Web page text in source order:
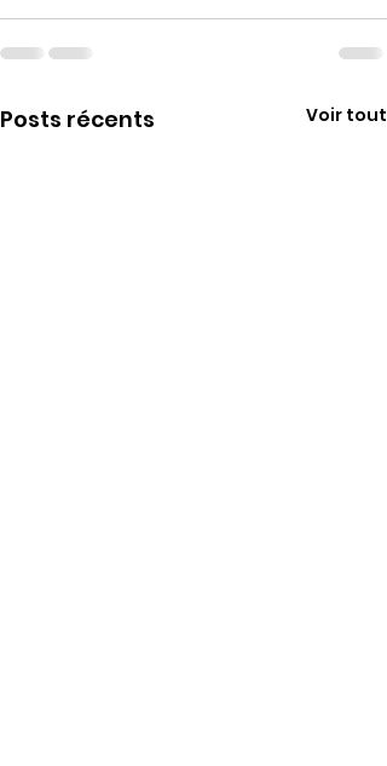
Posts récents Voir tout